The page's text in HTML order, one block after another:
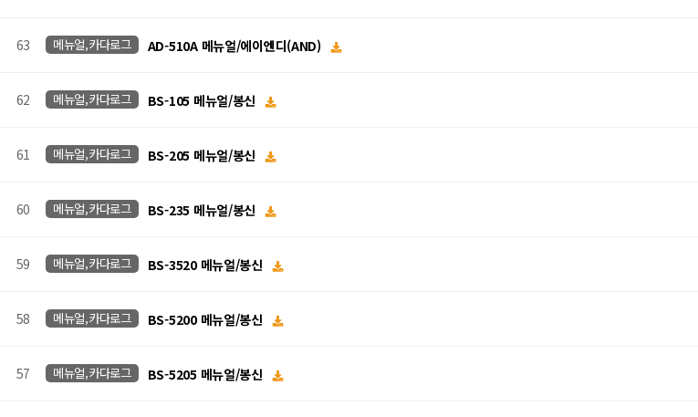
63 메뉴얼,카다로그 AD-510A 메뉴얼/에이엔디(AND)
62 메뉴얼,카다로그 BS-105 메뉴얼/봉신
61 메뉴얼,카다로그 BS-205 메뉴얼/봉신
60 메뉴얼,카다로그 BS-235 메뉴얼/봉신
59 메뉴얼,카다로그 BS-3520 메뉴얼/봉신
58 메뉴얼,카다로그 BS-5200 메뉴얼/봉신
57 메뉴얼,카다로그 BS-5205 메뉴얼/봉신